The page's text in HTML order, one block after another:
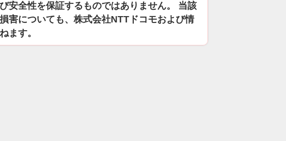
安全性を保証するものではありません。 当該
害についても、株式会社NTTドコモおよび情
ます。